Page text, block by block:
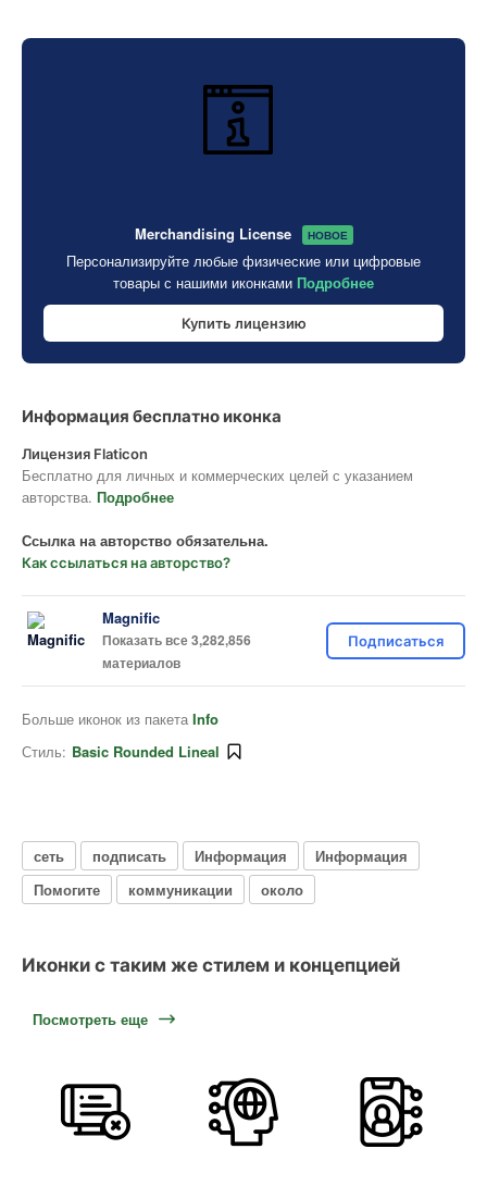
Merchandising License НОВОЕ
Персонализируйте любые физические или цифровые
товары с нашими иконками Подробнее
Купить лицензию
Информация бесплатно иконка
Лицензия Flaticon
Бесплатно для личных и коммерческих целей с указанием
авторства. Подробнее
Ссылка на авторство обязательна.
Как ссылаться на авторство?
Magnific
Показать все 3,282,856
материалов
Подписаться
Больше иконок из пакета Info
Стиль: Basic Rounded Lineal
сеть подписать Информация
Информация
Помогите
коммуникации около
Иконки с таким же стилем и концепцией
Посмотреть еще